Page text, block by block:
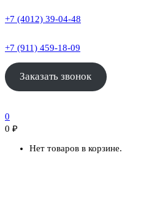
+7 (4012) 39-04-48
+7 (911) 459-18-09
Заказать звонок
0
0 ₽
Нет товаров в корзине.